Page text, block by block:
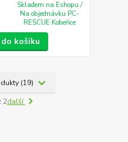
Skladem na Eshopu /
Na objednávku PC-
RESCUE Kobeřice
košíku
(19)
2další